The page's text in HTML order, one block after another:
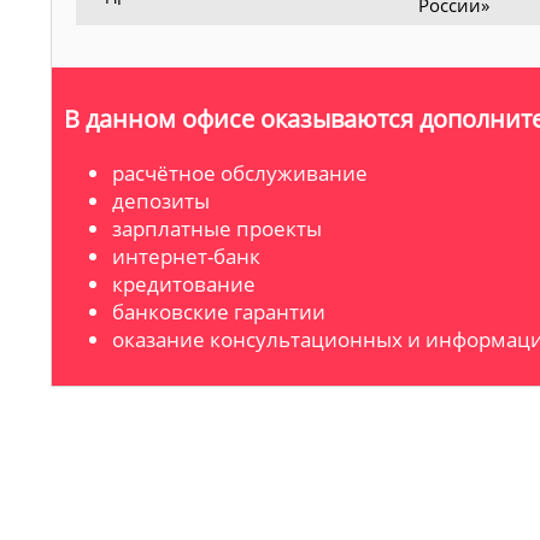
В данном офисе оказываются
расчётное обслуживание
депозиты
зарплатные проекты
интернет-банк
кредитование
банковские гарантии
оказание консультационных и